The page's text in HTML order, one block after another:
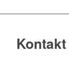
Kontakt